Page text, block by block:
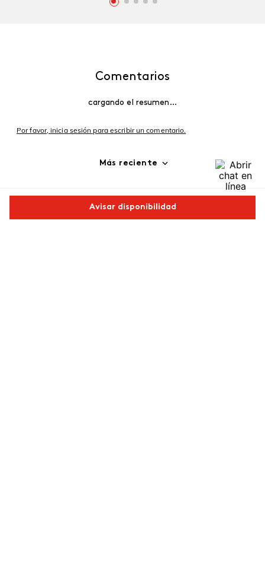
Avisar disponibilidad
Comentarios
cargando el resumen…
Por favor, inicia sesión para escribir un comentario.
Más reciente